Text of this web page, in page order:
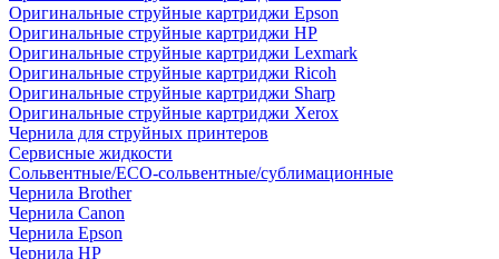
Оригинальные струйные картриджи Epson
Оригинальные струйные картриджи HP
Оригинальные струйные картриджи Lexmark
Оригинальные струйные картриджи Ricoh
Оригинальные струйные картриджи Sharp
Оригинальные струйные картриджи Xerox
Чернила для струйных принтеров
Сервисные жидкости
Сольвентные/ECO-сольвентные/сублимационные
Чернила Brother
Чернила Canon
Чернила Epson
Чернила HP